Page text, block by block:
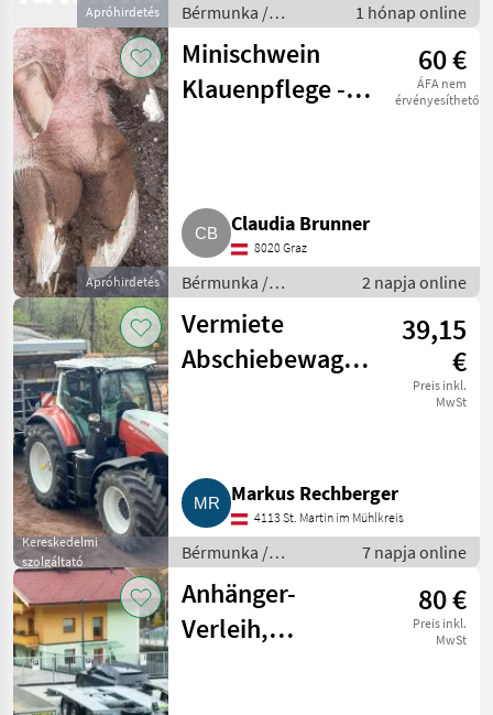
Apróhirdetés
Bérmunka /
Bércséplés
1 hónap online
Apróhirdetés
Minischwein
Klauenpflege -
60 €
ÁFA nem
érvényesíthető
Claudia Brunner
8020 Graz
Bérmunka /
Pataápolás
2 napja online
Kereskedelmi
szolgáltató
Vermiete
Abschiebewagen
39,15
€
Preis inkl.
MwSt
Markus Rechberger
4113 St. Martin im Mühlkreis
Bérmunka /
Gépkölcsönzés
7 napja online
Anhänger-
Verleih,
80 €
Preis inkl.
MwSt